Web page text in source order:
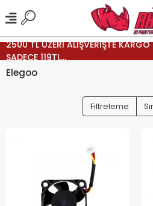
2500 TL ÜZERİ ALIŞVERİŞTE
SADECE 119TL...
Elegoo
Filtreleme